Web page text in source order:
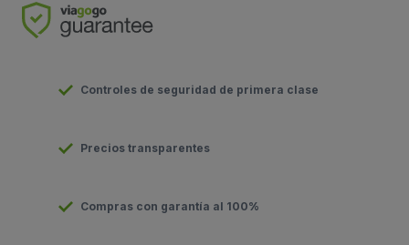
Controles de seguridad de primera clase
Precios transparentes
Compras con garantía al 100%